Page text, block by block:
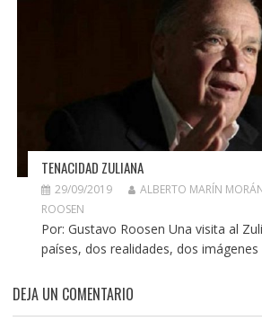
TENACIDAD ZULIANA
29/09/2019 ALBERTO MARÍN
ROOSEN
Por: Gustavo Roosen Una visita al
países, dos realidades, dos imágenes
DEJA UN COMENTARIO